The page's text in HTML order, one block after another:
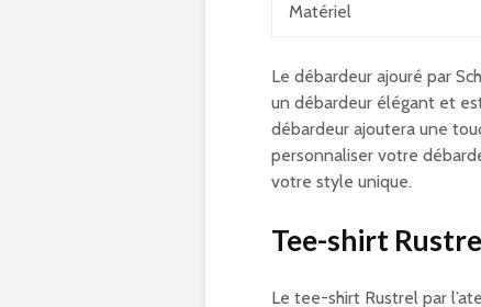
Matériel
Le débardeur ajouré par
un débardeur élégant et
débardeur ajoutera une
personnaliser votre
votre style unique.
Tee-shirt
Le tee-shirt Rustrel par